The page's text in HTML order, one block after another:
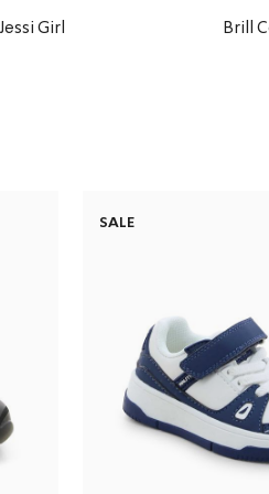
Brill
Jessi Girl
SALE